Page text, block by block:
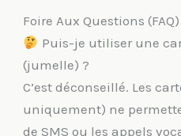
Foire Aux Questions (FAQ)
Puis-je utiliser une
(jumelle) ?
C’est déconseillé. Les
uniquement) ne
de SMS ou les appels